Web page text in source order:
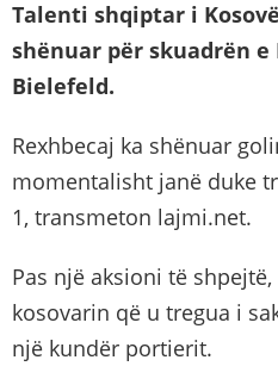
Talenti shqiptar i
shënuar për skuadrën
Bielefeld.
Rexhbecaj ka shënuar
momentalisht janë duke
1, transmeton lajmi.net.
Pas një aksioni të
kosovarin që u tregua i
një kundër portierit.